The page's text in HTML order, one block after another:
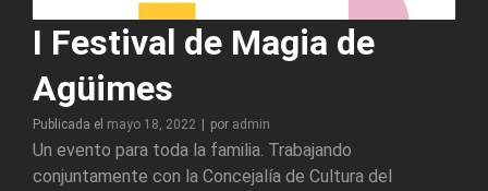
I Festival de Magia de
Agüimes
Publicada el mayo 18, 2022 por Byline
admin
Un evento para toda la familia. Trabajando
conjuntamente con la Concejalía de Cultura del